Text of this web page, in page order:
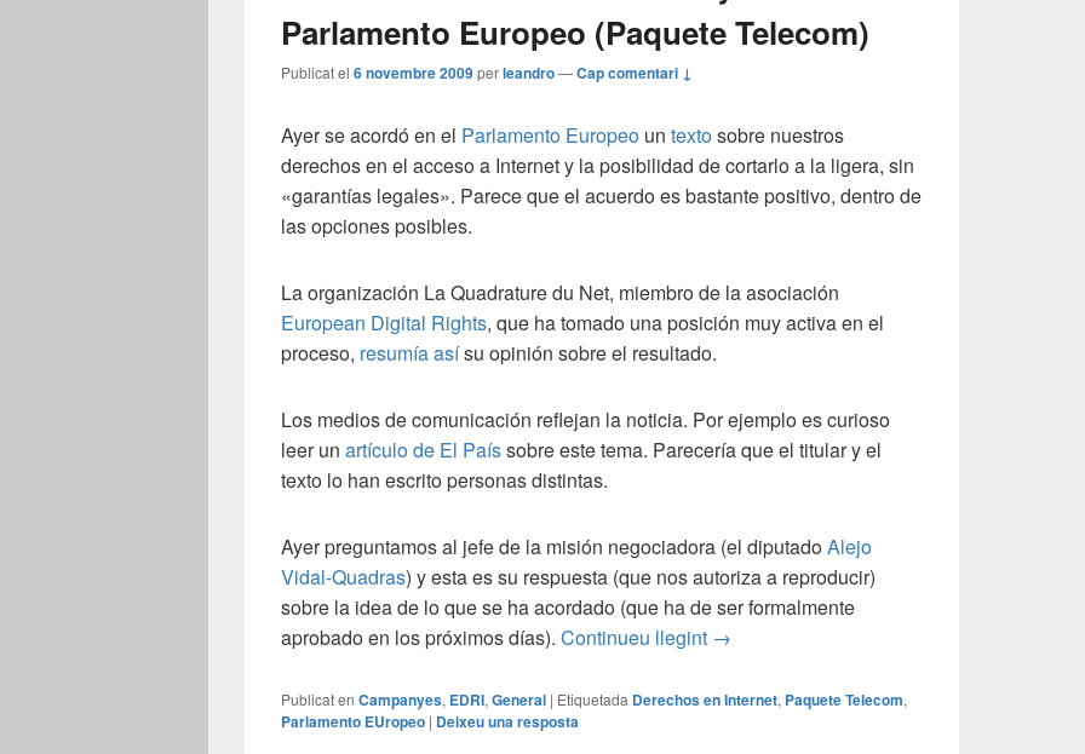
Parlamento Europeo (Paquete Telecom)
Publicat el 6 novembre 2009perleandro—Cap comentari ↓
Ayer se acordó en el Parlamento Europeo un textosobre nuestros
derechos en el acceso a Internet y la posibilidad de cortarlo a la ligera, sin
«garantías legales». Parece que el acuerdo es bastante positivo, dentro de
las opciones posibles.
La organización La Quadrature du Net, miembro de la asociación
European Digital Rights, que ha tomado una posición muy activa en el
proceso, resumía asísu opinión sobre el resultado.
Los medios de comunicación reflejan la noticia. Por ejemplo es curioso
leer un artículo de El Paíssobre este tema. Parecería que el titular y el
texto lo han escrito personas distintas.
Ayer preguntamos al jefe de la misión negociadora (el diputadoAlejo
Vidal-Quadras) y esta es su respuesta (que nos autoriza a reproducir)
sobre la idea de lo que se ha acordado (que ha de ser formalmente
aprobado en los próximos días). Continueu llegint Control del acceso a Internet y el
→
Publicat en Campanyes, EDRI, General | Etiquetada Derechos en Internet, Paquete Telecom,
Parlamento EUropeo | Deixeu una resposta